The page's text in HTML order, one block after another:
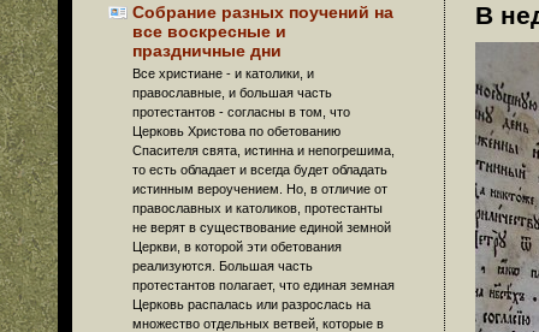
Собрание разных поучений на
все воскресные и
праздничные дни
Все христиане - и католики, и
православные, и большая часть
протестантов - согласны в том, что
Церковь Христова по обетованию
Спасителя свята, истинна и непогрешима,
то есть обладает и всегда будет обладать
истинным вероучением. Но, в отличие от
православных и католиков, протестанты
не верят в существование единой земной
Церкви, в которой эти обетования
реализуются. Большая часть
протестантов полагает, что единая земная
Церковь распалась или разрослась на
множество отдельных ветвей, которые в
В